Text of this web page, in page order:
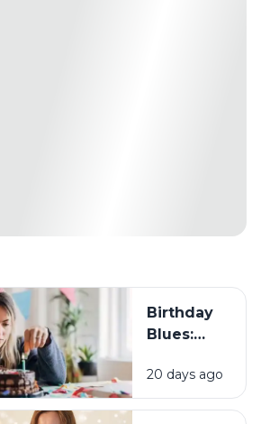
Birthday
Blues:
Sebagian
Orang
20 days ago